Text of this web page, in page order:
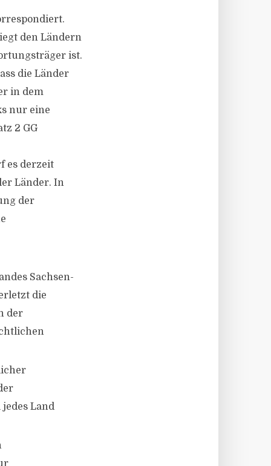
den Ländern
ist.
die Länder
in dem
nur eine
2 GG
es derzeit
Länder. In
der
Sachsen-
die
der
Land